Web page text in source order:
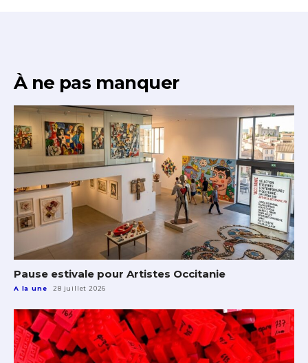
À ne pas manquer
Pause estivale pour Artistes Occitanie
A la une 28 juillet 2026